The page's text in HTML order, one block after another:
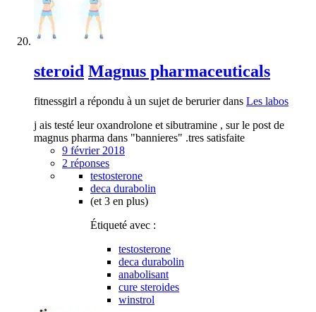
steroid Magnus pharmaceuticals
fitnessgirl a répondu à un sujet de berurier dans Les labos
j ais testé leur oxandrolone et sibutramine , sur le post de
magnus pharma dans "bannieres" .tres satisfaite
9 février 2018
2 réponses
testosterone
deca durabolin
(et 3 en plus)
Étiqueté avec :
testosterone
deca durabolin
anabolisant
cure steroides
winstrol